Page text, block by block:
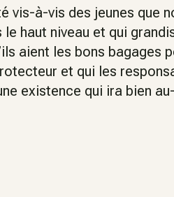
vis-à-vis des jeunes que
haut niveau et qui
aient les bons bagages
et qui les
existence qui ira bien